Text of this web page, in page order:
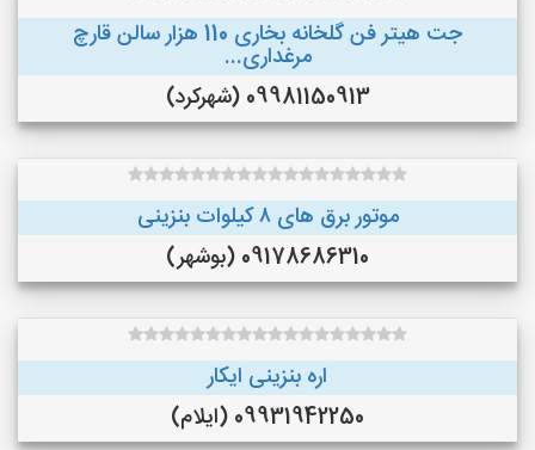
جت هیتر فن گلخانه بخاری 110 هزار سالن قارچ
مرغداری...
09981150913 (شهرکرد)
موتور برق های ٨ کیلوات بنزینی
09178686310 (بوشهر)
اره بنزینی ایکار
09931942250 (ایلام)